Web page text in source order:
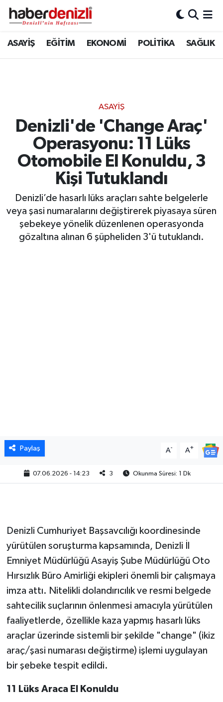
ASAYİŞ EĞİTİM EKONOMİ POLİTİKA SAĞLIK
ASAYİŞ
Denizli'de 'Change Araç'
Operasyonu: 11 Lüks
Otomobile El Konuldu, 3
Kişi Tutuklandı
Denizli’de hasarlı lüks araçları sahte belgelerle
veya şasi numaralarını değiştirerek piyasaya süren
şebekeye yönelik düzenlenen operasyonda
gözaltına alınan 6 şüpheliden 3'ü tutuklandı.
Paylaş A- A+
07.06.2026 - 14:23 3 Okunma Süresi: 1 Dk
Denizli Cumhuriyet Başsavcılığı koordinesinde
yürütülen soruşturma kapsamında, Denizli İl
Emniyet Müdürlüğü Asayiş Şube Müdürlüğü Oto
Hırsızlık Büro Amirliği ekipleri önemli bir çalışmaya
imza attı. Nitelikli dolandırıcılık ve resmi belgede
sahtecilik suçlarının önlenmesi amacıyla yürütülen
faaliyetlerde, özellikle kaza yapmış hasarlı lüks
araçlar üzerinde sistemli bir şekilde "change" (ikiz
araç/şasi numarası değiştirme) işlemi uygulayan
bir şebeke tespit edildi.
11 Lüks Araca El Konuldu
Denizli Nöbetçi Eczaneler
Tüm Manşetler
Son Dakika Haberleri